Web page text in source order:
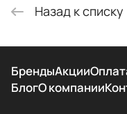
Назад к списку
БрендыАкции
БлогО компании